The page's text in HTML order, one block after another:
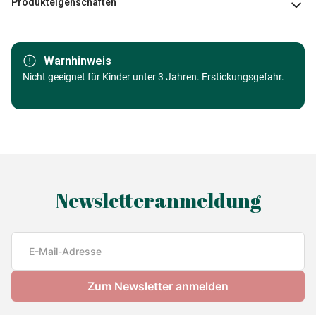
Marke Master Pieces
Kategorie Puzzle Städte und Dörfer
Alter
Puzzle für Erwachsene (500 bis
705988321344
Warnhinweis
Nicht geeignet für Kinder unter 3 Jahren. Erstickungsgefahr.
Newsletteranmeldung